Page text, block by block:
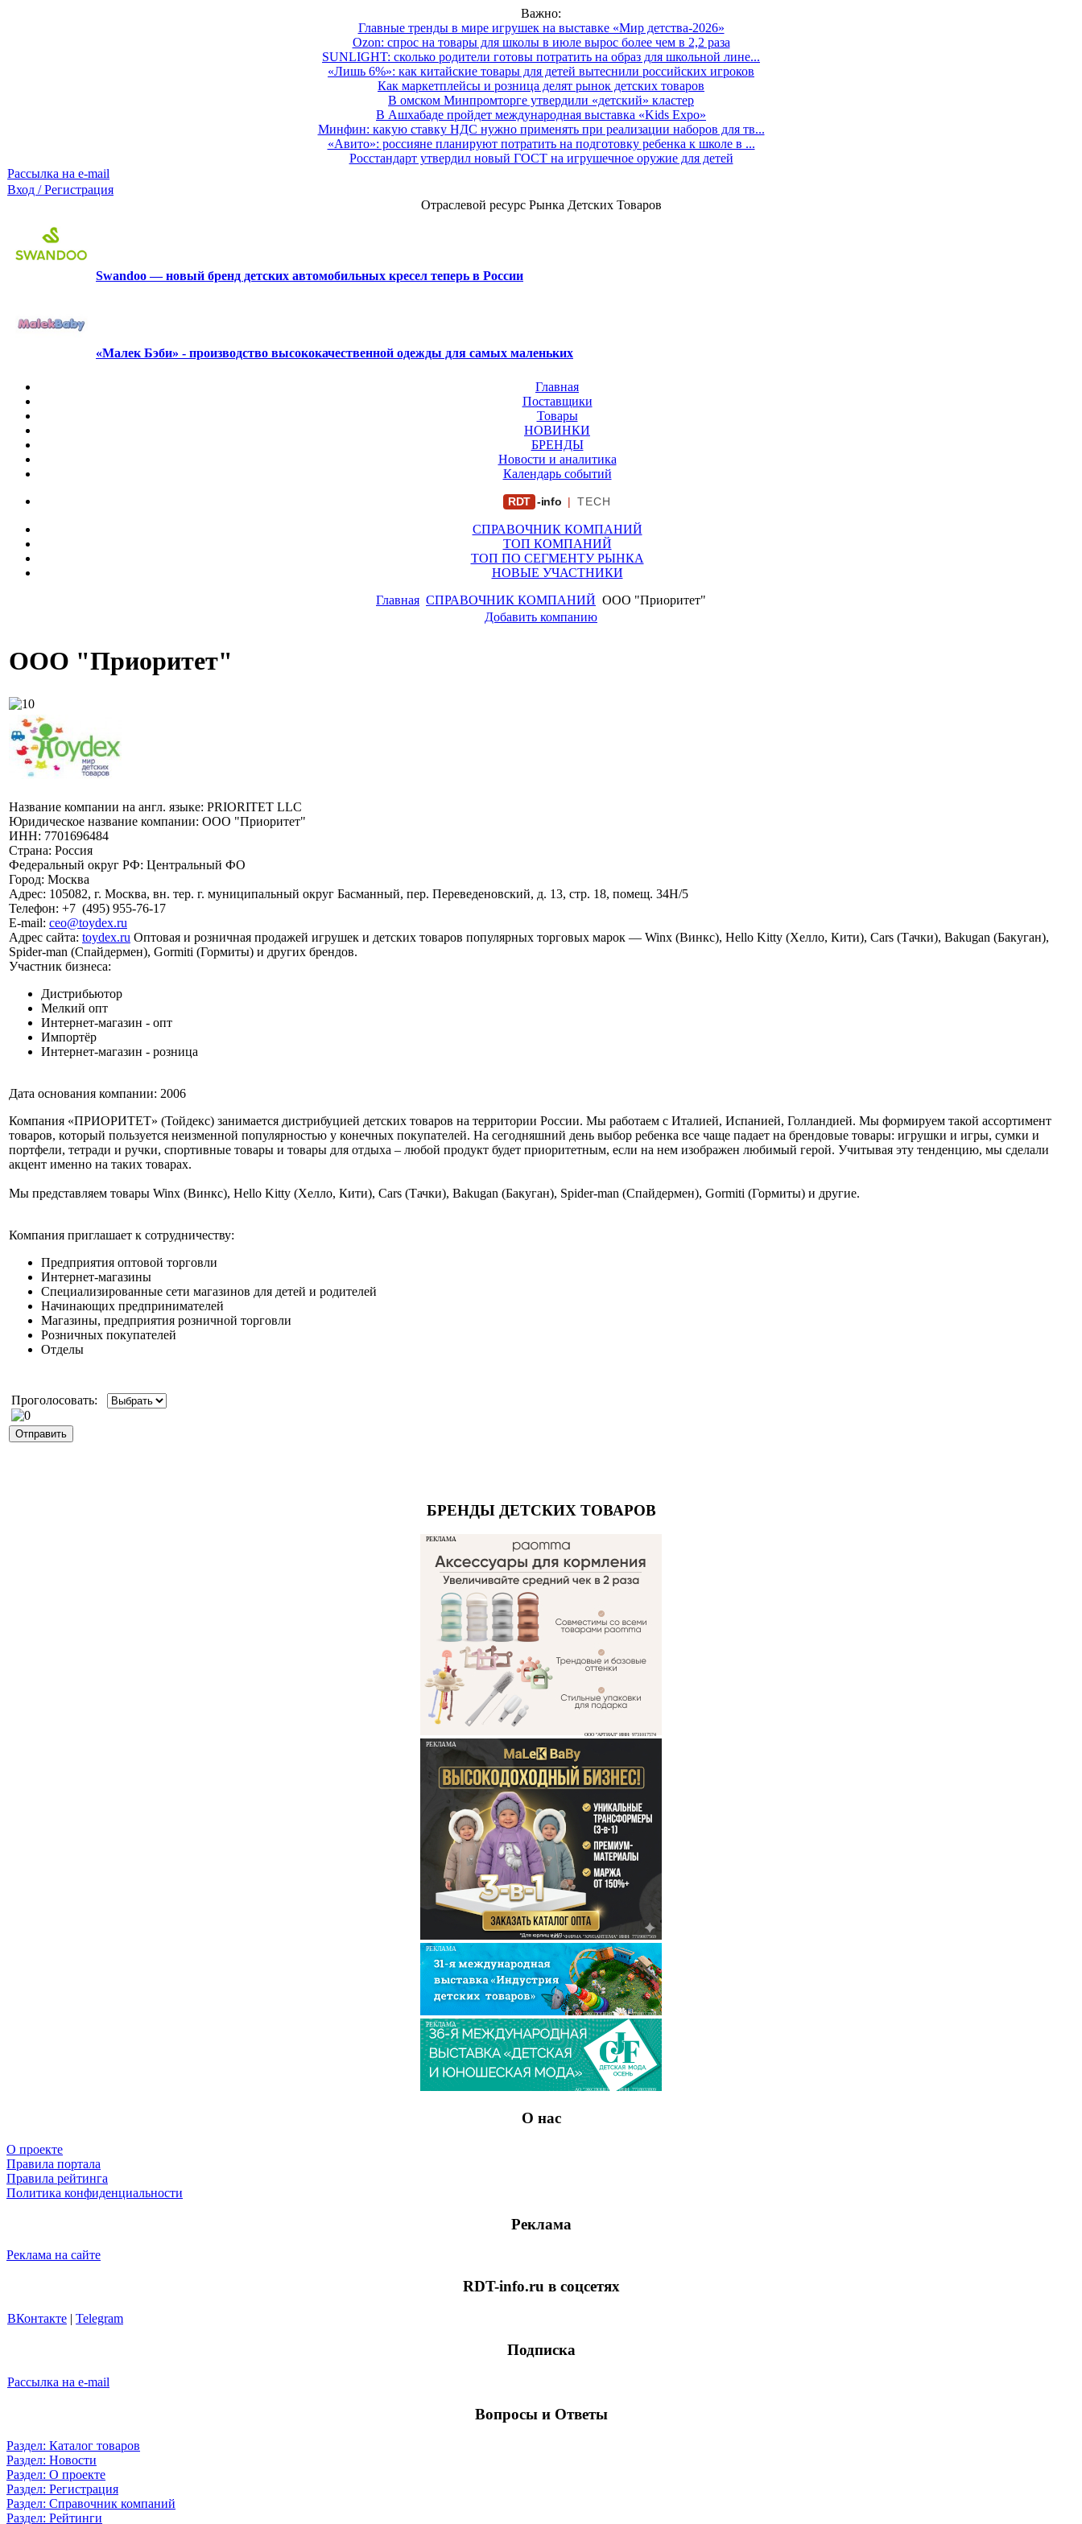
Важно:
Главные тренды в мире игрушек на выставке «Мир детства-2026»
Ozon: спрос на товары для школы в июле вырос более чем в 2,2 раза
SUNLIGHT: сколько родители готовы потратить на образ для школьной лине...
«Лишь 6%»: как китайские товары для детей вытеснили российских игроков
Как маркетплейсы и розница делят рынок детских товаров
В омском Минпромторге утвердили «детский» кластер
В Ашхабаде пройдет международная выставка «Kids Expo»
Минфин: какую ставку НДС нужно применять при реализации наборов для тв...
«Авито»: россияне планируют потратить на подготовку ребенка к школе в ...
Росстандарт утвердил новый ГОСТ на игрушечное оружие для детей
Рассылка на e-mail
Вход / Регистрация
Отраслевой ресурс Рынка Детских Товаров
Swandoo — новый бренд детских автомобильных кресел теперь в России
«Малек Бэби» - производство высококачественной одежды для самых маленьких
Главная
Поставщики
Товары
НОВИНКИ
БРЕНДЫ
Новости и аналитика
Календарь событий
RDT -info | TECH
СПРАВОЧНИК КОМПАНИЙ
ТОП КОМПАНИЙ
ТОП ПО СЕГМЕНТУ РЫНКА
НОВЫЕ УЧАСТНИКИ
Главная СПРАВОЧНИК КОМПАНИЙ ООО "Приоритет"
Добавить компанию
ООО "Приоритет"
Название компании на англ. языке: PRIORITET LLC
Юридическое название компании: ООО "Приоритет"
ИНН: 7701696484
Страна: Россия
Федеральный округ РФ: Центральный ФО
Город: Москва
Адрес: 105082, г. Москва, вн. тер. г. муниципальный округ Басманный, пер. Переведеновский, д. 13, стр. 18, помещ. 34Н/5
Телефон: +7 (495) 955-76-17
E-mail: ceo@toydex.ru
Адрес сайта: toydex.ru Оптовая и розничная продажей игрушек и детских товаров популярных торговых марок — Winx (Винкс), Hello Kitty (Хелло, Кити), Cars (Тачки), Bakugan (Бакуган),
Spider-man (Спайдермен), Gormiti (Гормиты) и других брендов.
Участник бизнеса:
Дистрибьютор
Мелкий опт
Интернет-магазин - опт
Импортёр
Интернет-магазин - розница
Дата основания компании: 2006
Компания «ПРИОРИТЕТ» (Тойдекс) занимается дистрибуцией детских товаров на территории России. Мы работаем с Италией, Испанией, Голландией. Мы формируем такой ассортимент
товаров, который пользуется неизменной популярностью у конечных покупателей. На сегодняшний день выбор ребенка все чаще падает на брендовые товары: игрушки и игры, сумки и
портфели, тетради и ручки, спортивные товары и товары для отдыха – любой продукт будет приоритетным, если на нем изображен любимый герой. Учитывая эту тенденцию, мы сделали
акцент именно на таких товарах.
Мы представляем товары Winx (Винкс), Hello Kitty (Хелло, Кити), Cars (Тачки), Bakugan (Бакуган), Spider-man (Спайдермен), Gormiti (Гормиты) и другие.
Компания приглашает к сотрудничеству:
Предприятия оптовой торговли
Интернет-магазины
Специализированные сети магазинов для детей и родителей
Начинающих предпринимателей
Магазины, предприятия розничной торговли
Розничных покупателей
Отделы
Проголосовать:
БРЕНДЫ ДЕТСКИХ ТОВАРОВ
РЕКЛАМА
ООО "АРТИАЛ" ИНН: 9731017574
РЕКЛАМА
ООО "ФИРМА "ХРИЗАНТЕМА" ИНН: 7719007569
РЕКЛАМА
АО "ЭКСПОЦЕНТР" ИНН: 7718033809
РЕКЛАМА
АО "ЭКСПОЦЕНТР" ИНН: 7718033809
О нас
О проекте
Правила портала
Правила рейтинга
Политика конфиденциальности
Реклама
Реклама на сайте
RDT-info.ru в соцсетях
ВКонтакте | Telegram
Подписка
Рассылка на e-mail
Вопросы и Ответы
Раздел: Каталог товаров
Раздел: Новости
Раздел: О проекте
Раздел: Регистрация
Раздел: Справочник компаний
Раздел: Рейтинги